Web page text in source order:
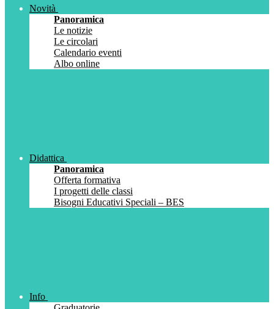
Novità
Panoramica
Le notizie
Le circolari
Calendario eventi
Albo online
Didattica
Panoramica
Offerta formativa
I progetti delle classi
Bisogni Educativi Speciali – BES
Info